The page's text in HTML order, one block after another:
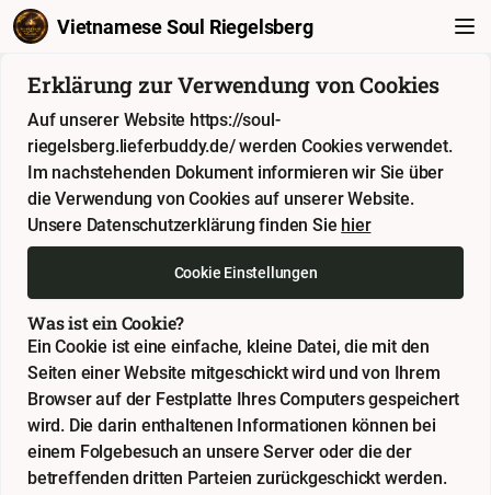
Vietnamese Soul Riegelsberg
Erklärung zur Verwendung von Cookies
Auf unserer Website https://soul-
riegelsberg.lieferbuddy.de/ werden Cookies verwendet.
Im nachstehenden Dokument informieren wir Sie über
die Verwendung von Cookies auf unserer Website.
Unsere Datenschutzerklärung finden Sie hier
Cookie Einstellungen
Was ist ein Cookie?
Ein Cookie ist eine einfache, kleine Datei, die mit den
Seiten einer Website mitgeschickt wird und von Ihrem
Browser auf der Festplatte Ihres Computers gespeichert
wird. Die darin enthaltenen Informationen können bei
einem Folgebesuch an unsere Server oder die der
betreffenden dritten Parteien zurückgeschickt werden.